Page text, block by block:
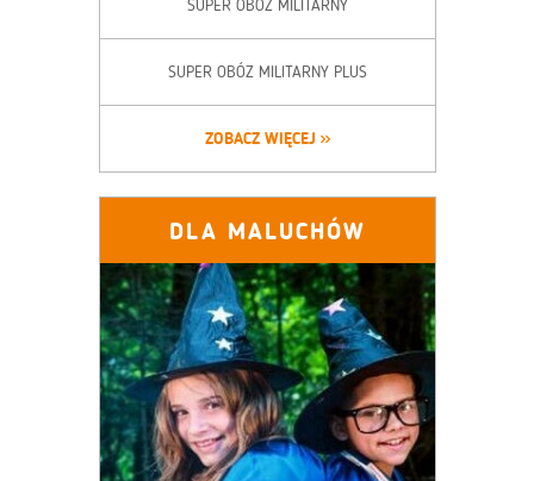
SUPER OBÓZ MILITARNY
SUPER OBÓZ MILITARNY PLUS
ZOBACZ WIĘCEJ
DLA MALUCHÓW